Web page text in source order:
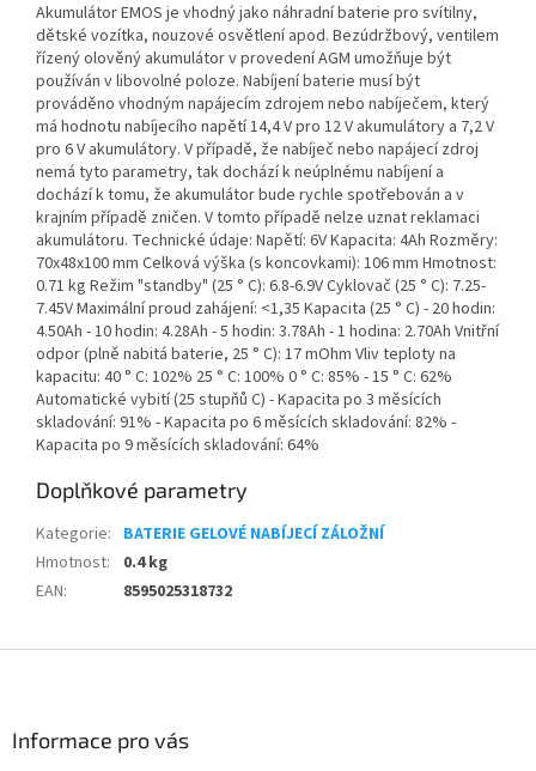
Akumulátor EMOS je vhodný jako náhradní baterie pro svítilny,
dětské vozítka, nouzové osvětlení apod. Bezúdržbový, ventilem
řízený olověný akumulátor v provedení AGM umožňuje být
používán v libovolné poloze. Nabíjení baterie musí být
prováděno vhodným napájecím zdrojem nebo nabíječem, který
má hodnotu nabíjecího napětí 14,4 V pro 12 V akumulátory a 7,2 V
pro 6 V akumulátory. V případě, že nabíječ nebo napájecí zdroj
nemá tyto parametry, tak dochází k neúplnému nabíjení a
dochází k tomu, že akumulátor bude rychle spotřebován a v
krajním případě zničen. V tomto případě nelze uznat reklamaci
akumulátoru. Technické údaje: Napětí: 6V Kapacita: 4Ah Rozměry:
70x48x100 mm Celková výška (s koncovkami): 106 mm Hmotnost:
0.71 kg Režim "standby" (25 ° C): 6.8-6.9V Cyklovač (25 ° C): 7.25-
7.45V Maximální proud zahájení: <1,35 Kapacita (25 ° C) - 20 hodin:
4.50Ah - 10 hodin: 4.28Ah - 5 hodin: 3.78Ah - 1 hodina: 2.70Ah Vnitřní
odpor (plně nabitá baterie, 25 ° C): 17 mOhm Vliv teploty na
kapacitu: 40 ° C: 102% 25 ° C: 100% 0 ° C: 85% - 15 ° C: 62%
Automatické vybití (25 stupňů C) - Kapacita po 3 měsících
skladování: 91% - Kapacita po 6 měsících skladování: 82% -
Kapacita po 9 měsících skladování: 64%
Doplňkové parametry
Kategorie: BATERIE GELOVÉ NABÍJECÍ ZÁLOŽNÍ
Hmotnost:
0.4 kg
EAN: 8595025318732
Informace pro vás